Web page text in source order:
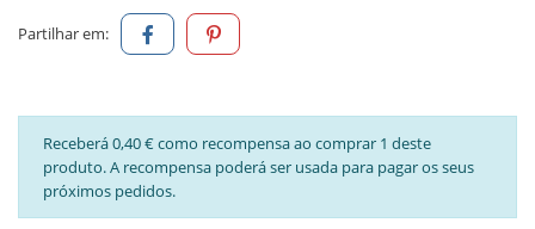
Partilhar em:
Receberá 0,40 € como recompensa ao comprar 1 deste
produto. A recompensa poderá ser usada para pagar os seus
próximos pedidos.